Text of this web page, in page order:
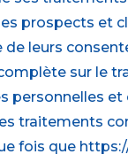
prospects et
de leurs
sur le
personnelles
traitements
fois que